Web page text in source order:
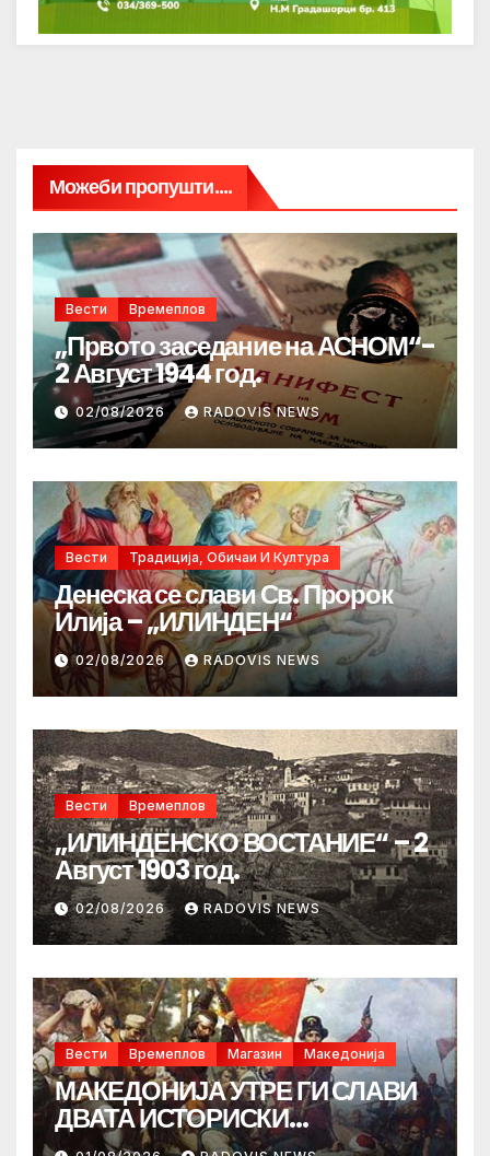
Можеби пропушти....
Вести Времеплов
„Првото заседание на АСНОМ“-
2 Август 1944 год.
02/08/2026 RADOVIS NEWS
Вести Традиција, Обичаи И Култура
Денеска се слави Св. Пророк
Илија – „ИЛИНДЕН“
02/08/2026 RADOVIS NEWS
Вести Времеплов
„ИЛИНДЕНСКО ВОСТАНИЕ“ – 2
Август 1903 год.
02/08/2026 RADOVIS NEWS
Вести Времеплов Магазин Македонија
МАКЕДОНИЈА УТРЕ ГИ СЛАВИ
ДВАТА ИСТОРИСКИ
ИЛИНДЕНА!